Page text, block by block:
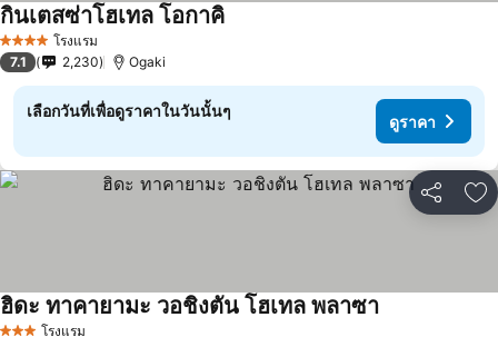
4 ดาว โรงแรม
กินเตสซ่าโฮเทล โอกาคิ
7.1 2,230 Ogaki
เลือกวันที่เพื่อดูราคาในวันนั้นๆ
ดูราคา
แชร์ เ
โรงแรม
ฮิดะ ทาคายามะ วอชิงตัน โฮเทล พลาซา